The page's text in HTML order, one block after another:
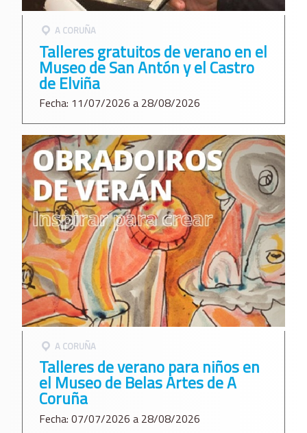
A CORUÑA
Talleres gratuitos de verano en el
Museo de San Antón y el Castro
de Elviña
Fecha: 11/07/2026 a 28/08/2026
A CORUÑA
Talleres de verano para niños en
el Museo de Belas Artes de A
Coruña
Fecha: 07/07/2026 a 28/08/2026